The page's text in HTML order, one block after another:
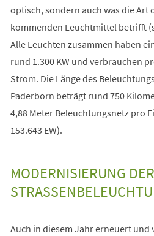
optisch, sondern auch was die Art
kommenden Leuchtmittel betrifft
Alle Leuchten zusammen haben
rund 1.300 KW und verbrauchen
Strom. Die Länge des
Paderborn beträgt rund 750
4,88 Meter Beleuchtungsnetz pro
153.643 EW).
MODERNISIERUNG DER
Auch in diesem Jahr erneuert und